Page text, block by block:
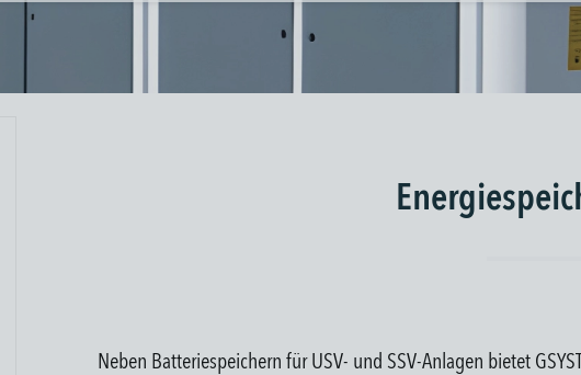
Neben Batteriespeichern für USV- und SSV-Anlagen bietet